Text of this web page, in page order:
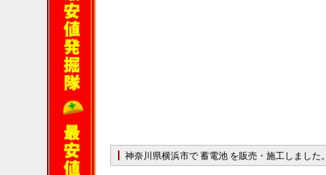
神奈川県横浜市で 蓄電池 を販売・施工しました。